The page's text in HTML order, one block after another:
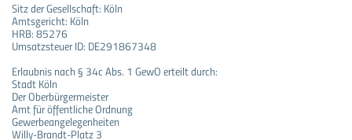
Sitz der Gesellschaft: Köln
Amtsgericht: Köln
HRB: 85276
Umsatzsteuer ID: DE291867348
Erlaubnis nach § 34c Abs. 1 GewO erteilt durch:
Stadt Köln
Der Oberbürgermeister
Amt für öffentliche Ordnung
Gewerbeangelegenheiten
Willy-Brandt-Platz 3